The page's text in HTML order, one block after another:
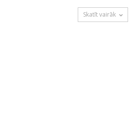
Skatīt vairāk